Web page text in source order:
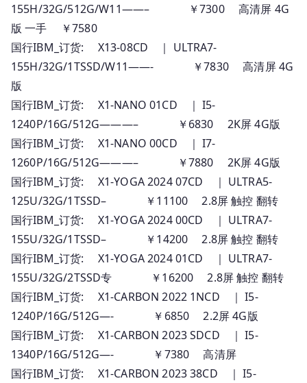
155H/32G/512G/W11——– ￥7300 高清屏 4G
版 一手 ￥7580
国行IBM_订货: X13-08CD ｜ ULTRA7-
155H/32G/1TSSD/W11——- ￥7830 高清屏 4G
版
国行IBM_订货: X1-NANO 01CD ｜ I5-
1240P/16G/512G———– ￥6830 2K屏 4G版
国行IBM_订货: X1-NANO 00CD ｜ I7-
1260P/16G/512G———– ￥7880 2K屏 4G版
国行IBM_订货: X1-YOGA 2024 07CD ｜ ULTRA5-
125U/32G/1TSSD– ￥11100 2.8屏 触控 翻转
国行IBM_订货: X1-YOGA 2024 00CD ｜ ULTRA7-
155U/32G/1TSSD– ￥14200 2.8屏 触控 翻转
国行IBM_订货: X1-YOGA 2024 01CD ｜ ULTRA7-
155U/32G/2TSSD专 ￥16200 2.8屏 触控 翻转
国行IBM_订货: X1-CARBON 2022 1NCD ｜ I5-
1240P/16G/512G—- ￥6850 2.2屏 4G版
国行IBM_订货: X1-CARBON 2023 SDCD ｜ I5-
1340P/16G/512G—- ￥7380 高清屏
国行IBM_订货: X1-CARBON 2023 38CD ｜ I5-